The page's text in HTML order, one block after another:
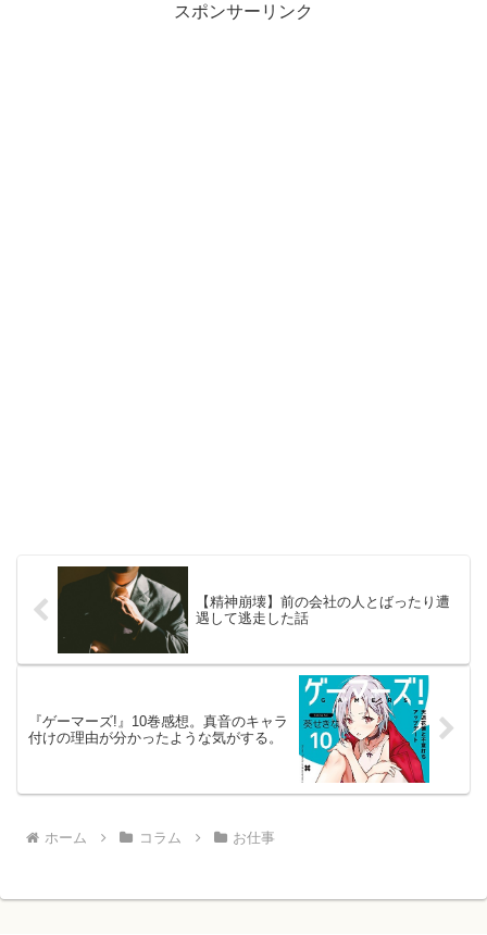
スポンサーリンク
【精神崩壊】前の会社の人とばったり遭
遇して逃走した話
『ゲーマーズ!』10巻感想。真音のキャラ
付けの理由が分かったような気がする。
ホーム コラム お仕事